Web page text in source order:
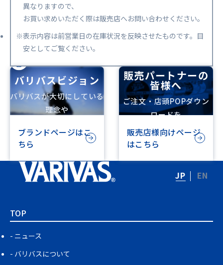
異なりますので、
お買い求めいただく際は販売店へお問い合わせください。
※表示内容は前営業日の在庫状況を反映させたものです。目
安としてご覧ください。
バリバスビジョン
バリバスが大切にしている
理念や
ブランドページはこ
ちら
販売パートナーの
皆様へ
ご注文・店頭POPダウン
ロードを
行えます
販売店様向けページ
はこちら
JP EN
TOP
ニュース
バリバスについて